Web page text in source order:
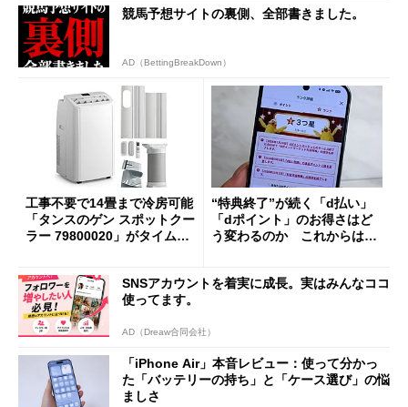
競馬予想サイトの裏側、全部書きました。
AD（BettingBreakDown）
工事不要で14畳まで冷房可能
「タンスのゲン スポットクー
ラー 79800020」がタイムセ
“特典終了”が続く「d払い」
「dポイント」のお得さはど
う変わるのか これからは
SNSアカウントを着実に成長。実はみんなココ
使ってます。
AD（Dreaw合同会社）
「iPhone Air」本音レビュー：使って分かっ
た「バッテリーの持ち」と「ケース選び」の悩
ましさ